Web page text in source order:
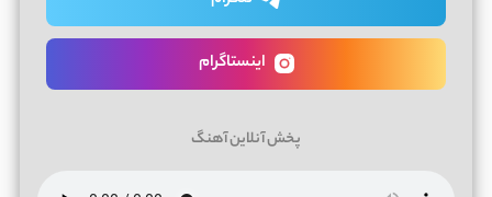
اینستاگرام
پخش آنلاین آهنگ